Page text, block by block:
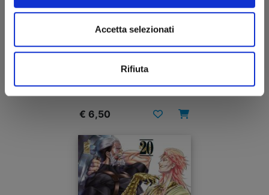
Accetta selezionati
Rifiuta
JACK LO SQUARTATORE n. 2
03/09/2024
€ 6,50